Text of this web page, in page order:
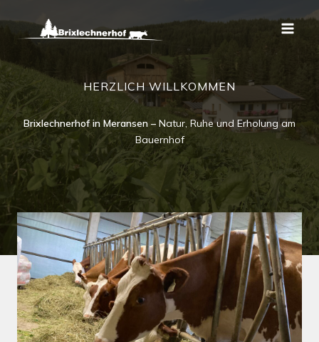
Inhalt
springen
HERZLICH WILLKOMMEN
Brixlechnerhof in Meransen – Natur, Ruhe und Erholung am
Bauernhof